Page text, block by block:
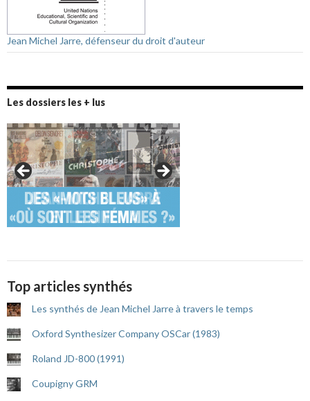
Jean Michel Jarre, défenseur du droit d'auteur
Les dossiers les + lus
Top articles synthés
Les synthés de Jean Michel Jarre à travers le temps
Oxford Synthesizer Company OSCar (1983)
Roland JD-800 (1991)
Coupigny GRM